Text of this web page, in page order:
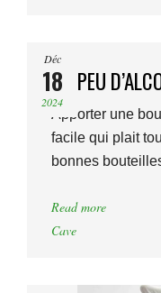
Déc
18
2024
UN PEU
Apporter une
facile qui plait
bonnes
Read more
Cave